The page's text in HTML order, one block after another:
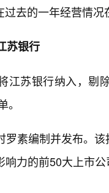
过去的一年经营情
苏银行
江苏银行纳入，剔
罗素编制并发布。
力的前50大上市